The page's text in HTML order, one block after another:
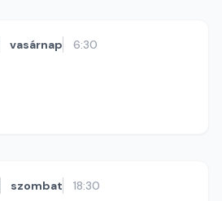
vasárnap 6:30
szombat 18:30